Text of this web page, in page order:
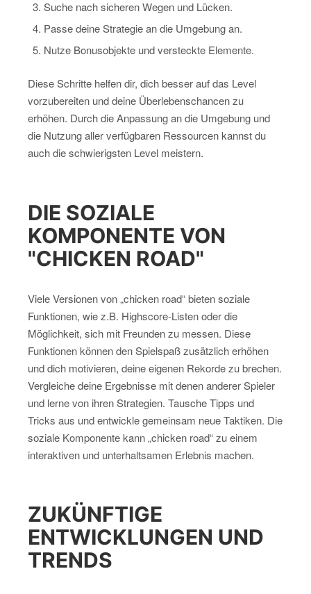
Suche nach sicheren Wegen und Lücken.
Passe deine Strategie an die Umgebung an.
Nutze Bonusobjekte und versteckte Elemente.
Diese Schritte helfen dir, dich besser auf das Level
vorzubereiten und deine Überlebenschancen zu
erhöhen. Durch die Anpassung an die Umgebung und
die Nutzung aller verfügbaren Ressourcen kannst du
auch die schwierigsten Level meistern.
DIE SOZIALE
KOMPONENTE VON
"CHICKEN ROAD"
Viele Versionen von „chicken road“ bieten soziale
Funktionen, wie z.B. Highscore-Listen oder die
Möglichkeit, sich mit Freunden zu messen. Diese
Funktionen können den Spielspaß zusätzlich erhöhen
und dich motivieren, deine eigenen Rekorde zu brechen.
Vergleiche deine Ergebnisse mit denen anderer Spieler
und lerne von ihren Strategien. Tausche Tipps und
Tricks aus und entwickle gemeinsam neue Taktiken. Die
soziale Komponente kann „chicken road“ zu einem
interaktiven und unterhaltsamen Erlebnis machen.
ZUKÜNFTIGE
ENTWICKLUNGEN UND
TRENDS